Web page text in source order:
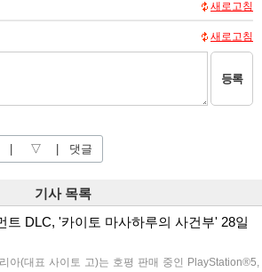
새로고침
새로고침
등록
▽ 댓글
기사 목록
트 DLC, '카이토 마사하루의 사건부' 28일
아(대표 사이토 고)는 호평 판매 중인 PlayStation®5,